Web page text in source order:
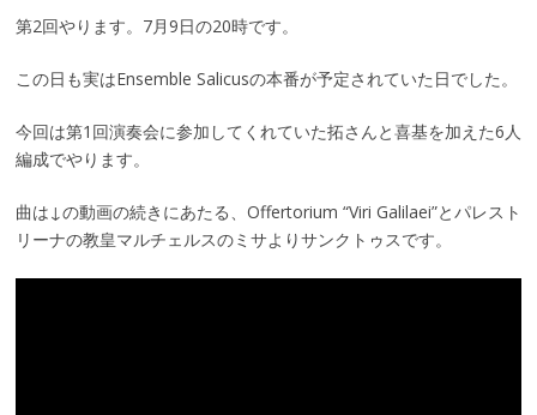
第2回やります。7月9日の20時です。
この日も実はEnsemble Salicusの本番が予定されていた日でした。
今回は第1回演奏会に参加してくれていた拓さんと喜基を加えた6人
編成でやります。
曲は↓の動画の続きにあたる、Offertorium “Viri Galilaei”とパレスト
リーナの教皇マルチェルスのミサよりサンクトゥスです。